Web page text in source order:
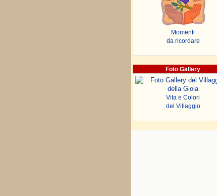
Momenti
da ricordare
Foto Gallery
Vita e Colori
del Villaggio